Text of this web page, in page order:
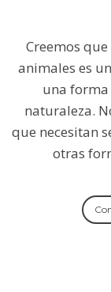
Creemos
animales es
una forma
naturaleza.
que necesitan
otras